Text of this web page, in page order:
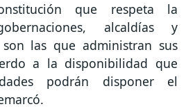
que respeta la
alcaldías y
las que administran sus
a la disponibilidad que
podrán disponer el